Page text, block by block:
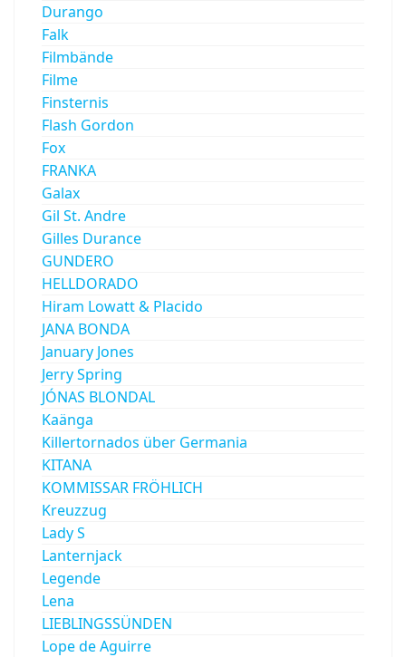
Durango
Falk
Filmbände
Filme
Finsternis
Flash Gordon
Fox
FRANKA
Galax
Gil St. Andre
Gilles Durance
GUNDERO
HELLDORADO
Hiram Lowatt & Placido
JANA BONDA
January Jones
Jerry Spring
JÓNAS BLONDAL
Kaänga
Killertornados über Germania
KITANA
KOMMISSAR FRÖHLICH
Kreuzzug
Lady S
Lanternjack
Legende
Lena
LIEBLINGSSÜNDEN
Lope de Aguirre